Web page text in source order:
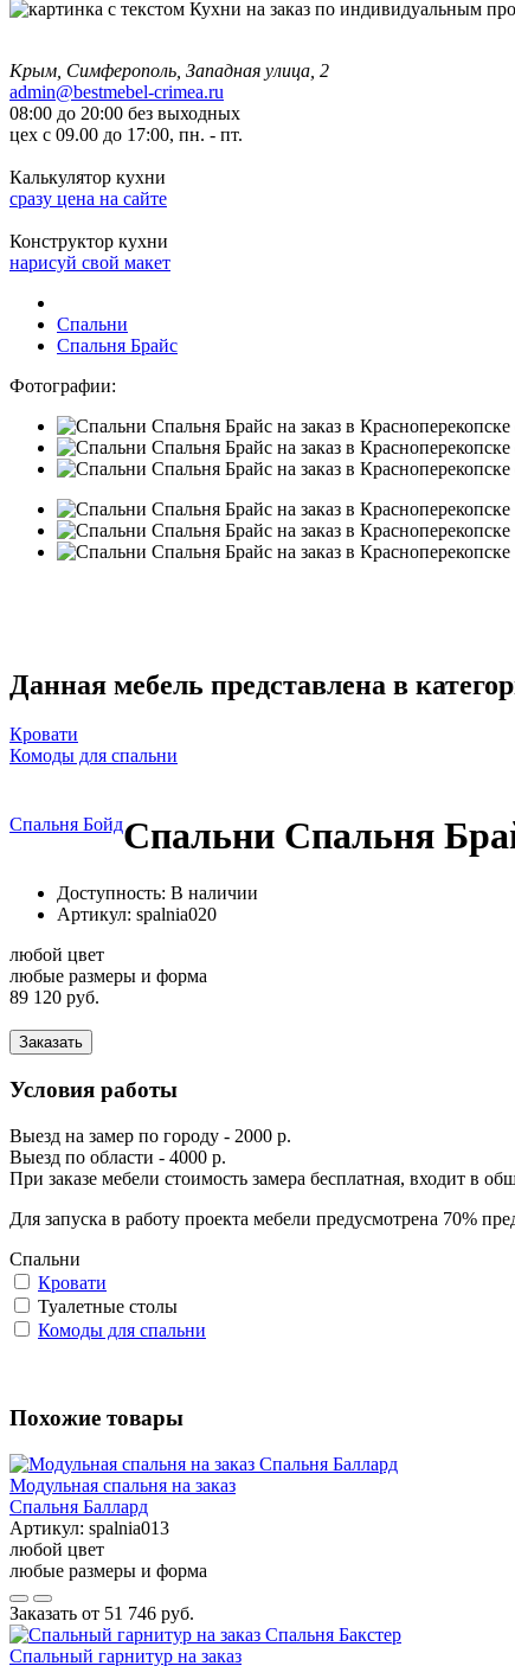
Крым, Симферополь, Западная улица, 2
admin@bestmebel-crimea.ru
08:00 до 20:00 без выходных
цех с 09.00 до 17:00, пн. - пт.
Калькулятор кухни
сразу цена на сайте
Конструктор кухни
нарисуй свой макет
Спальни
Спальня Брайс
Фотографии:
Данная мебель представлена в
Кровати
Комоды для спальни
Спальня БойдСпальни Спальня
Доступность: В наличии
Артикул: spalnia020
любой цвет
любые размеры и форма
89 120 руб.
Заказать
Условия работы
Выезд на замер по городу - 2000 р.
Выезд по области - 4000 р.
При заказе мебели стоимость замера бесплатная, входит в
Для запуска в работу проекта мебели предусмотрена 70%
Спальни
Кровати
Туалетные столы
Комоды для спальни
Похожие товары
Модульная спальня на заказ
Спальня Баллард
Артикул: spalnia013
любой цвет
любые размеры и форма
Заказать от 51 746 руб.
Спальный гарнитур на заказ